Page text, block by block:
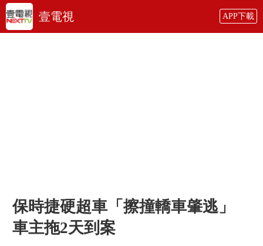
壹電視 APP下載
保時捷硬超車「擦撞轎車肇逃」
車主拖2天到案